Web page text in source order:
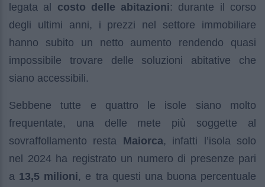
legata al costo delle abitazioni: durante il corso
degli ultimi anni, i prezzi nel settore immobiliare
hanno subito un netto aumento rendendo quasi
impossibile trovare delle soluzioni abitative che
siano accessibili.
Sebbene tutte e quattro le isole siano molto
frequentate, una delle mete più soggette al
sovraffollamento resta Maiorca, infatti l’isola solo
nel 2024 ha registrato un numero di presenze pari
a 13,5 milioni, e tra questi una buona percentuale